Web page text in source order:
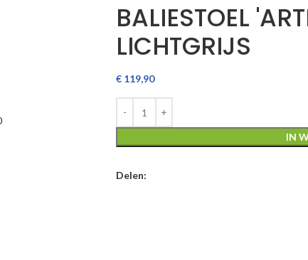
BALIESTOEL
LICHTGRIJS
€119,90
IN
Delen: